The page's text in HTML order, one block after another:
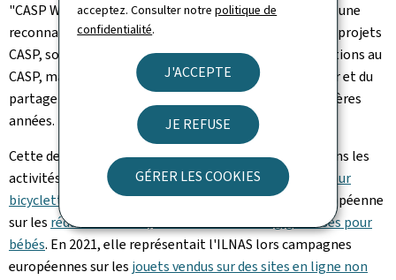
acceptez. Consulter notrepolitique de
confidentialité.
J'ACCEPTE
JE REFUSE
GÉRER LES COOKIES
"CASP Wisdom Holder". Cette récompense est à la fois une
reconnaissance de l'autorité ayant participé à tous les projets
CASP, son engagement de longue date et ses contributions au
CASP, mais aussi du travail effectué par Simone Wagner et du
partage de sa grande expertise durant ces quatre dernières
années.
Cette dernière était notamment impliquée en 2019 dans les
activités coordonnées concernant lessièges enfant pour
bicyclette
. En 2020, elle a participé à la campagne européenne
sur les réducteurs de lit, berceaux cododo et gigoteuses pour
bébés. En 2021, elle représentait l'ILNAS lors campagnes
européennes sur les jouets vendus sur des sites en ligne non